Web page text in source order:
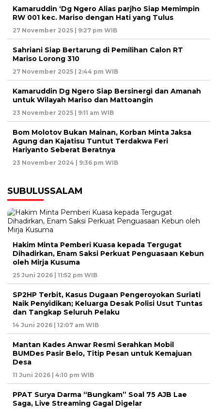
Kamaruddin ‘Dg Ngero Alias parjho Siap Memimpin
RW 001 kec. Mariso dengan Hati yang Tulus
27 November 2025 | 9:27 pm WIB
Sahriani Siap Bertarung di Pemilihan Calon RT
Mariso Lorong 310
27 November 2025 | 2:44 pm WIB
Kamaruddin Dg Ngero Siap Bersinergi dan Amanah
untuk Wilayah Mariso dan Mattoangin
23 November 2025 | 9:11 am WIB
Bom Molotov Bukan Mainan, Korban Minta Jaksa
Agung dan Kajatisu Tuntut Terdakwa Feri
Hariyanto Seberat Beratnya
23 November 2024 | 9:36 pm WIB
SUBULUSSALAM
Hakim Minta Pemberi Kuasa kepada Tergugat
Dihadirkan, Enam Saksi Perkuat Penguasaan Kebun
oleh Mirja Kusuma
25 Juni 2026 | 11:52 pm WIB
SP2HP Terbit, Kasus Dugaan Pengeroyokan Suriati
Naik Penyidikan; Keluarga Desak Polisi Usut Tuntas
dan Tangkap Seluruh Pelaku
14 Juni 2026 | 12:07 am WIB
Mantan Kades Anwar Resmi Serahkan Mobil
BUMDes Pasir Belo, Titip Pesan untuk Kemajuan
Desa
11 Juni 2026 | 4:10 pm WIB
PPAT Surya Darma “Bungkam” Soal 75 AJB Lae
Saga, Live Streaming Gagal Digelar